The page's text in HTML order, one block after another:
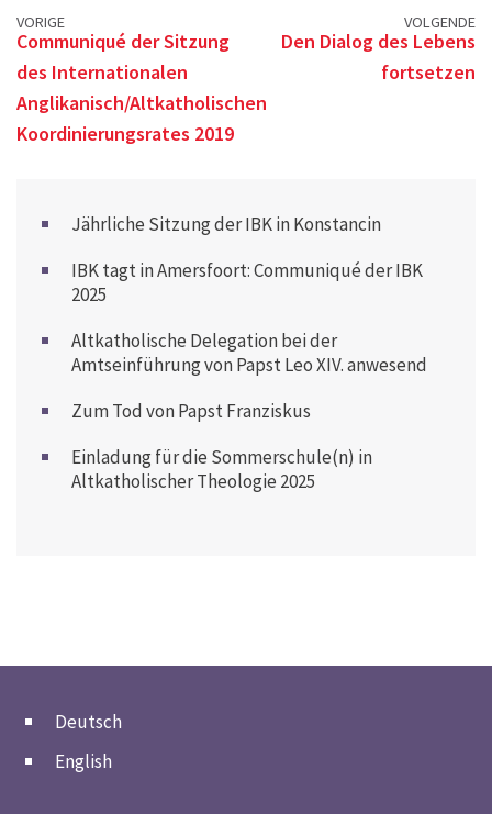
Posts
navigation
VORIGE
Communiqué der Sitzung
des Internationalen
Anglikanisch/Altkatholischen
Koordinierungsrates 2019
VOLGENDE
Den Dialog des Lebens
fortsetzen
Jährliche Sitzung der IBK in Konstancin
IBK tagt in Amersfoort: Communiqué der IBK
2025
Altkatholische Delegation bei der
Amtseinführung von Papst Leo XIV. anwesend
Zum Tod von Papst Franziskus
Einladung für die Sommerschule(n) in
Altkatholischer Theologie 2025
Deutsch
English